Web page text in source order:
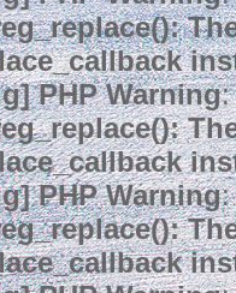
PHP Warning:
PHP Warning: